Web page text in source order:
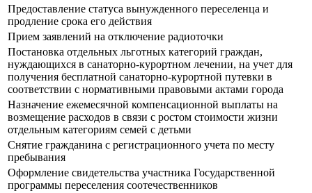
Предоставление статуса вынужденного переселенца и
продление срока его действия
Прием заявлений на отключение радиоточки
Постановка отдельных льготных категорий граждан,
нуждающихся в санаторно-курортном лечении, на учет для
получения бесплатной санаторно-курортной путевки в
соответствии с нормативными правовыми актами города
Назначение ежемесячной компенсационной выплаты на
возмещение расходов в связи с ростом стоимости жизни
отдельным категориям семей с детьми
Снятие гражданина с регистрационного учета по месту
пребывания
Оформление свидетельства участника Государственной
программы переселения соотечественников